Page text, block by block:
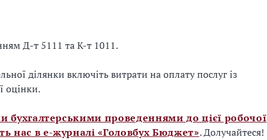
Д-т 5111 та К-т 1011.
ділянки включіть витрати на оплату послуг із
оцінки.
бухгалтерськими проведеннями до цієї робочої
нас в е-журналі «Головбух Бюджет». Долучайтеся!